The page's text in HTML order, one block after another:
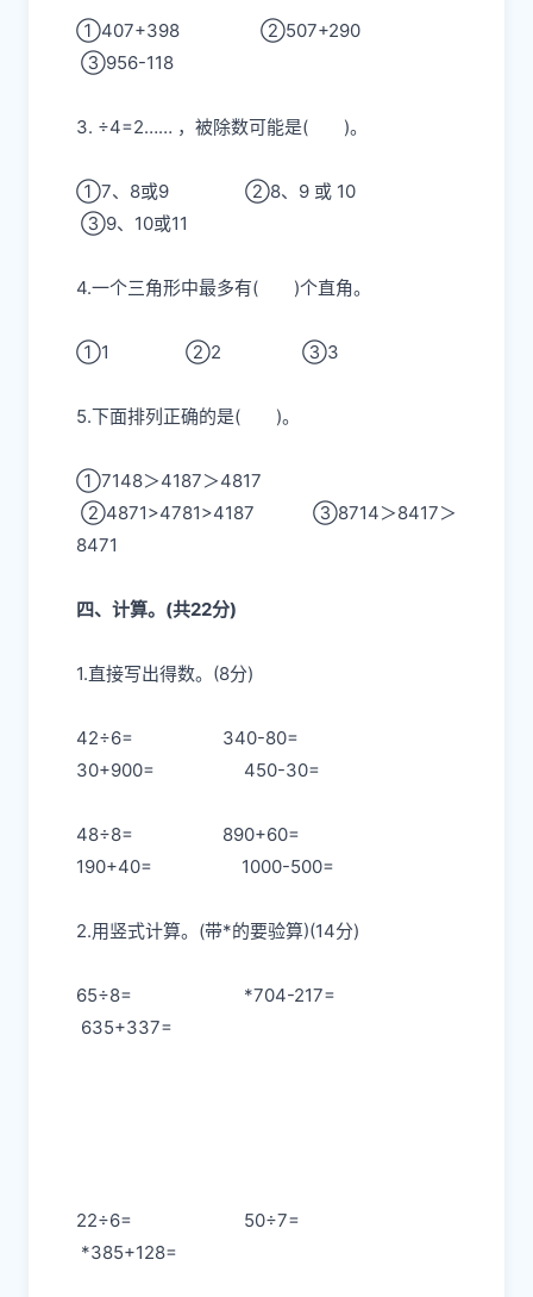
①407+398
②507+290
③956-118
3. ÷4=2…… ，被除数可能是( )。
①7、8或9
②8、9 或 10
③9、10或11
4.一个三角形中最多有( )个直角。
①1 ②2 ③3
5.下面排列正确的是( )。
①7148＞4187＞4817
②4871>4781>4187
③8714＞8417＞
8471
四、计算。(共22分)
1.直接写出得数。(8分)
42÷6=
340-80=
30+900=
450-30=
48÷8=
890+60=
190+40=
1000-500=
2.用竖式计算。(带*的要验算)(14分)
65÷8=
*704-217=
635+337=
22÷6=
50÷7=
*385+128=